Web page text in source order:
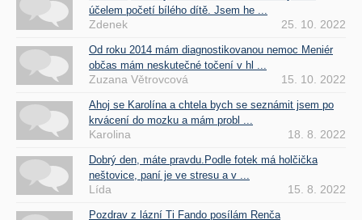
účelem početí bílého dítě. Jsem he ...
Zdenek 25. 10. 2022
Od roku 2014 mám diagnostikovanou nemoc Meniér
občas mám neskutečné točení v hl ...
Zuzana Větrovcová 15. 10. 2022
Ahoj se Karolína a chtela bych se seznámit jsem po
krvácení do mozku a mám probl ...
Karolina 18. 8. 2022
Dobrý den, máte pravdu.Podle fotek má holčička
neštovice, paní je ve stresu a v ...
Lída 15. 8. 2022
Pozdrav z lázní Ti Fando posílám Renča